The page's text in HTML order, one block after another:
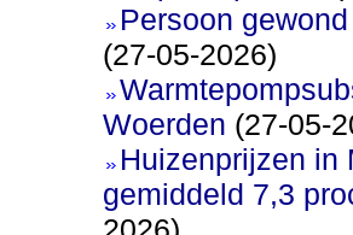
Persoon
(27-05-2026)
Woerden (27-05-
Huizenprijzen in
gemiddeld 7,3